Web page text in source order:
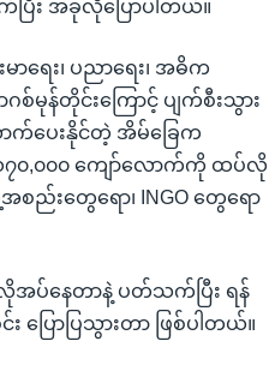
း အခုလိုပြောပါတယ်။
ေး၊ ပညာရေး၊ အဓိက
မုန်တိုင်းကြောင့် ပျက်စီးသွား
ာက်ပေးနိုင်တဲ့ အိမ်ခြေက
၇၀,၀၀၀ ကျော်လောက်ကို ထပ်လို
ည်းတွေရော၊ INGO တွေရော
ပ်နေတာနဲ့ ပတ်သက်ပြီး ရန်
ပြောပြသွားတာ ဖြစ်ပါတယ်။